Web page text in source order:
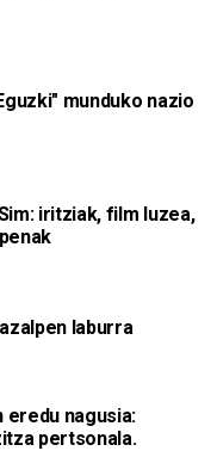
munduko nazio
iritziak, film luzea,
laburra
eredu nagusia:
pertsonala.